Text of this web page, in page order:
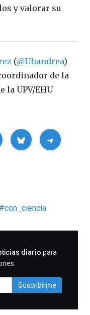
y valorar su
(@Uhandrea)
de la
la UPV/EHU
#con_ciencia
diario para
Suscribirme